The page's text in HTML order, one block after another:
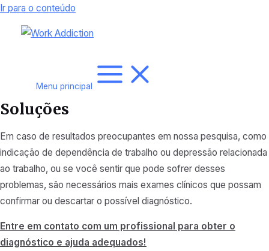
Ir para o conteúdo
Menu principal
Soluções
Em caso de resultados preocupantes em nossa pesquisa, como
indicação de dependência de trabalho ou depressão relacionada
ao trabalho, ou se você sentir que pode sofrer desses
problemas, são necessários mais exames clínicos que possam
confirmar ou descartar o possível diagnóstico.
Entre em contato com um profissional para obter o
diagnóstico e ajuda adequados!